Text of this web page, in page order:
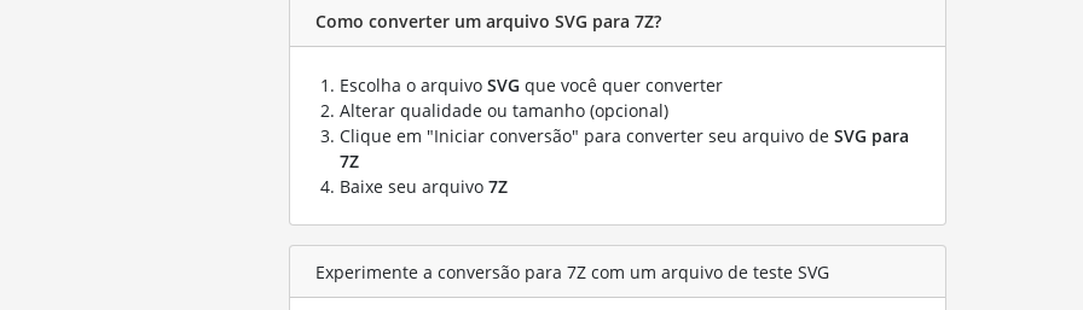
Como converter um arquivo SVG para 7Z?
Escolha o arquivo SVG que você quer converter
Alterar qualidade ou tamanho (opcional)
Clique em "Iniciar conversão" para converter seu arquivo de SVG para
7Z
Baixe seu arquivo 7Z
Experimente a conversão para 7Z com um arquivo de teste SVG